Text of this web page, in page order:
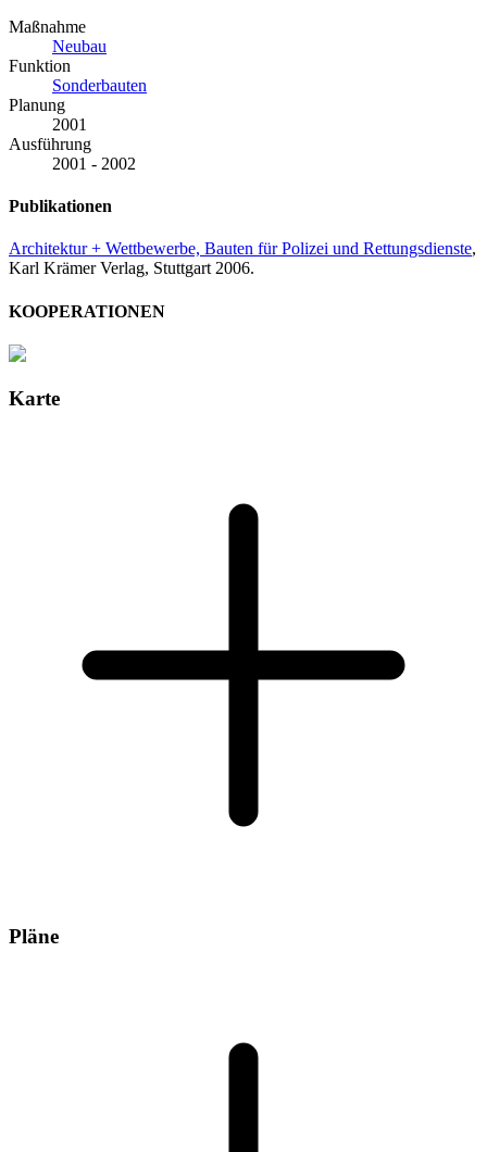
Maßnahme
Neubau
Funktion
Sonderbauten
Planung
2001
Ausführung
2001 - 2002
Publikationen
Architektur + Wettbewerbe, Bauten für Polizei und Rettungsdienste,
Karl Krämer Verlag, Stuttgart 2006.
KOOPERATIONEN
Karte
Pläne